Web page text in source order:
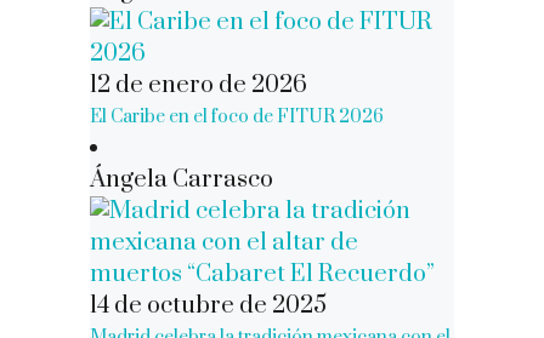
12 de enero de 2026
El Caribe en el foco de FITUR 2026
Ángela Carrasco
14 de octubre de 2025